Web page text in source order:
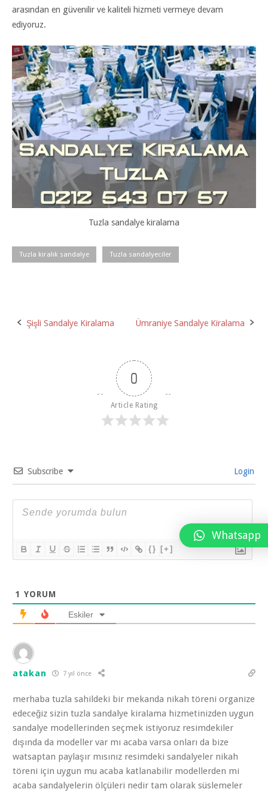
arasından en güvenilir ve kaliteli hizmeti vermeye devam
ediyoruz.
Tuzla sandalye kiralama
Tuzla kiralık sandalye Tuzla sandalyeciler
Post
Şişli Sandalye Kiralama Ümraniye Sandalye Kiralama
0
Article Rating
Subscribe Login
{} [+]
1 YORUM
Eskiler
atakan 7 yıl önce
merhaba tuzla sahildeki bir mekanda nikah töreni organize
edeceğiz sizin tuzla sandalye kiralama hizmetinizden uygun
sandalye modellerinden seçmek istiyoruz resimdekiler
dışında da modeller var mı acaba varsa onları da bize
watsaptan paylaşır mısınız resimdeki sandalyeler nikah
töreni için uygun mu acaba katlanabilir modellerden mi
acaba sandalyelerin ölçüleri nedir tam olarak süslemeler
Whatsapp